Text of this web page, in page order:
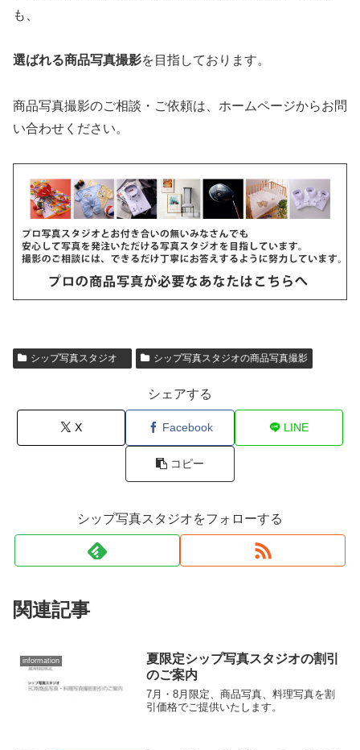
も、
選ばれる商品写真撮影を目指しております。
商品写真撮影のご相談・ご依頼は、ホームページからお問
い合わせください。
シップ写真スタジオ シップ写真スタジオの商品写真撮影
シェアする
X Facebook LINE
コピー
シップ写真スタジオをフォローする
関連記事
information
夏限定シップ写真スタジオの割引
のご案内
7月・8月限定、商品写真、料理写真を割
引価格でご提供いたします。